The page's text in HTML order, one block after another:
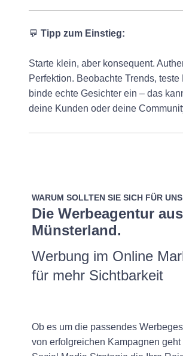
💬 Tipp zum Einstieg:
Starte klein, aber konsequent.
Perfektion. Beobachte Trends, teste
binde echte Gesichter ein – das
deine Kunden oder deine
WARUM SOLLTEN SIE SICH FÜR
Die Werbeagentur
Münsterland.
Werbung im Online
für mehr Sichtbarkeit
Ob es um die passendes
von erfolgreichen Kampagnen